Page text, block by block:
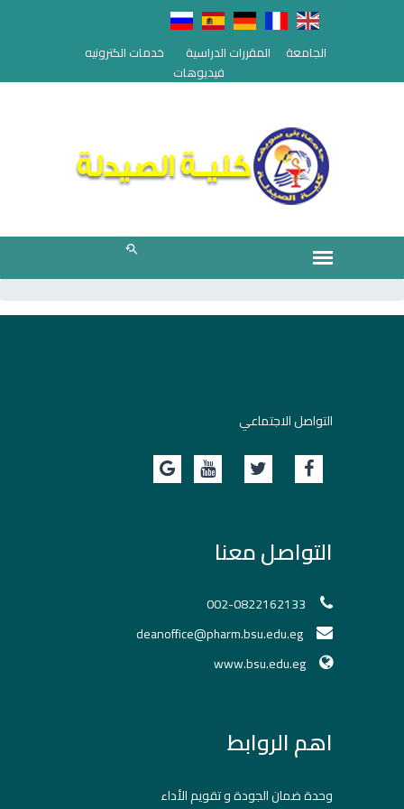
الجامعة المقررات الدراسية
خدمات الكترونيه
فيديوهات
التواصل الاجتماعي
التواصل معنا
002-0822162133
www.bsu.edu.eg
اهم الروابط
وحدة ضمان الجودة و تقويم الأداء